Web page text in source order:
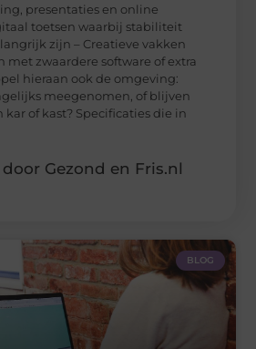
presentaties en online
toetsen waarbij stabiliteit
zijn – Creatieve vakken
met zwaardere software of extra
hieraan ook de omgeving:
meegenomen, of blijven
kar of kast? Specificaties die in
Gezond en Fris.nl
BLOG